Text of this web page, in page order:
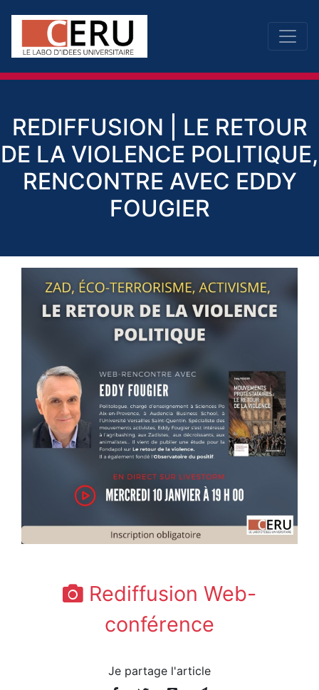
REDIFFUSION | LE RETOUR
DE LA VIOLENCE POLITIQUE,
RENCONTRE AVEC EDDY
FOUGIER
Rediffusion Web-
conférence
Je partage l'article